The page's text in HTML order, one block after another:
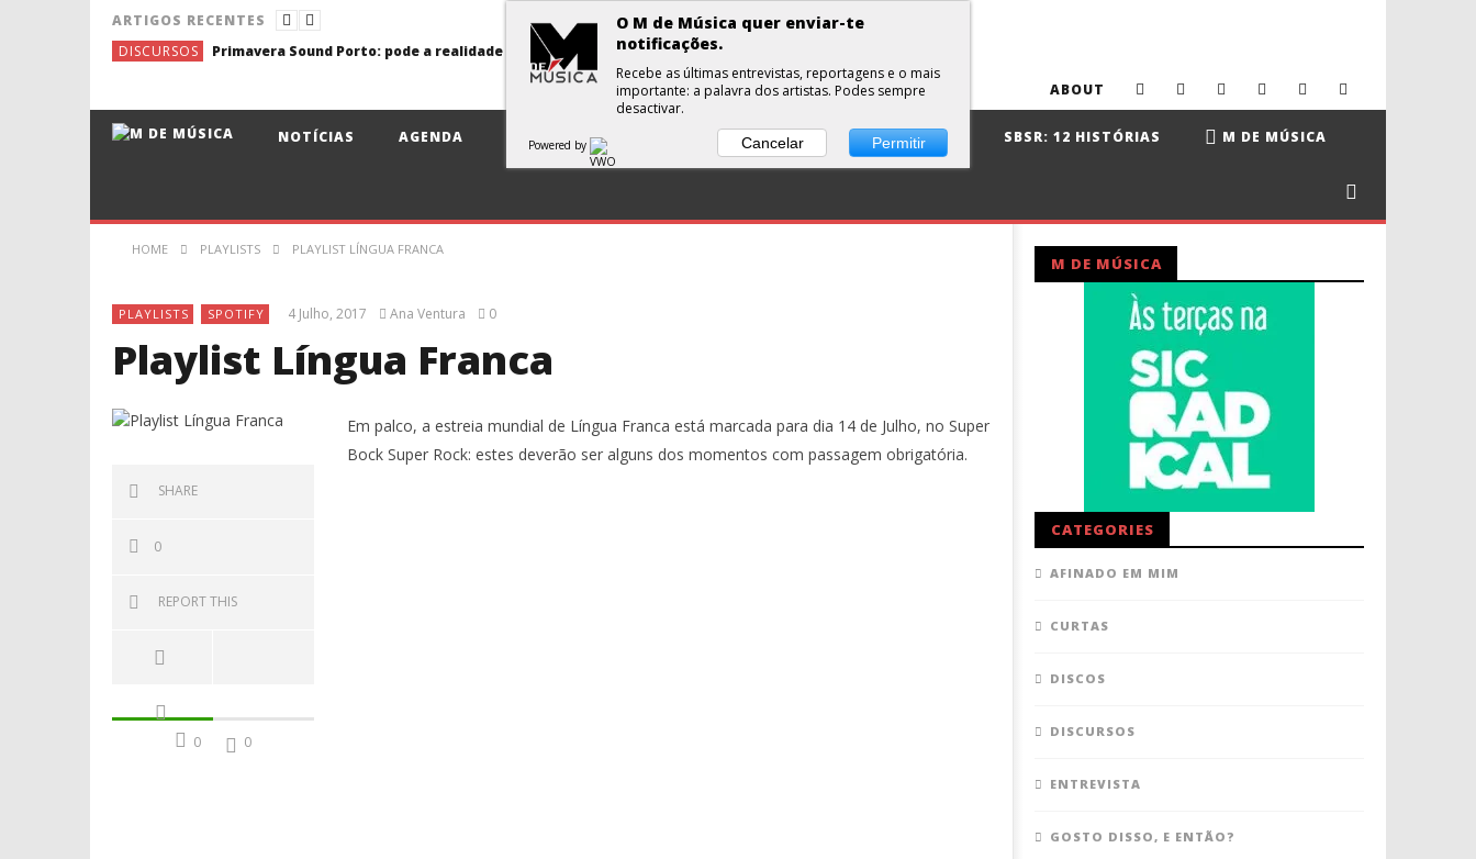
ARTIGOS RECENTES
DISCURSOS
ABOUT
NOTÍCIAS AGENDA DISCOS CURTAS PLAYLISTS SBSR: 12 HISTÓRIAS M DE MÚSICA
HOME PLAYLISTS PLAYLIST LÍNGUA FRANCA
PLAYLISTS SPOTIFY 4 Julho, 2017 Ana Ventura 0
Playlist Língua Franca
SHARE
0
REPORT THIS
0 0
Em palco, a estreia mundial de Língua Franca está marcada para dia 14 de Julho, no Super
Bock Super Rock: estes deverão ser alguns dos momentos com passagem obrigatória.
M DE MÚSICA
CATEGORIES
AFINADO EM MIM
CURTAS
DISCOS
DISCURSOS
ENTREVISTA
GOSTO DISSO, E ENTÃO?
O M de Música quer enviar-te
notificações.
Recebe as últimas entrevistas, reportagens e o mais
importante: a palavra dos artistas. Podes sempre
desactivar.
Powered by Cancelar Permitir